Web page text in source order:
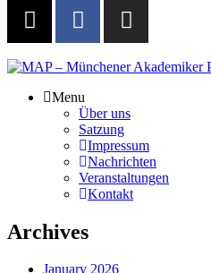
Menu
Über uns
Satzung
Impressum
Nachrichten
Veranstaltungen
Kontakt
Archives
January 2026